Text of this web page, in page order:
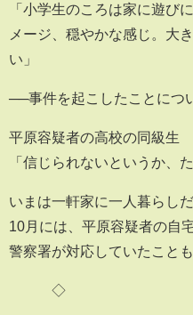
「小学生のころは家に遊び
メージ、穏やかな感じ。大
い」
──事件を起こしたことにつ
平原容疑者の高校の同級生
「信じられないというか、
いまは一軒家に一人暮らし
10月には、平原容疑者の自
警察署が対応していたこと
◇